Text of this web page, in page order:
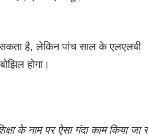
सकता है, लेकिन पांच साल के एलएलबी
होगा।
के नाम पर ऐसा गंदा काम किया जा